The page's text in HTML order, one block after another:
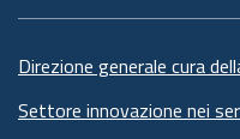
Direzione generale cura
Settore innovazione nei